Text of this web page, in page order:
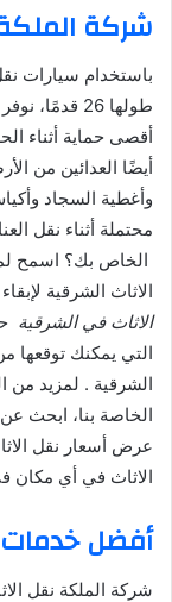
شركة
باستخدام سيارات
طولها 26
أقصى حماية أثناء
أيضًا العدائين من
وأغطية السجاد
محتملة أثناء نقل
الخاص بك؟ اسمح
الاثاث الشرقية
الاثاث في الشرقية
التي يمكنك توقعها
الشرقية . لمزيد من
الخاصة بنا، ابحث
عرض أسعار نقل
الاثاث في أي مكان
أفضل خدمات
شركة الملكة نقل